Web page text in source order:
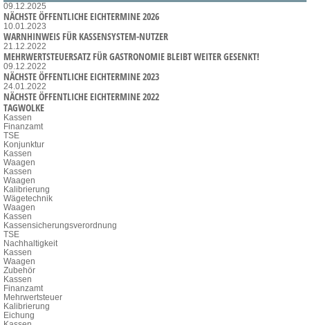
09.12.2025
NÄCHSTE ÖFFENTLICHE EICHTERMINE 2026
10.01.2023
WARNHINWEIS FÜR KASSENSYSTEM-NUTZER
21.12.2022
MEHRWERTSTEUERSATZ FÜR GASTRONOMIE BLEIBT WEITER GESENKT!
09.12.2022
NÄCHSTE ÖFFENTLICHE EICHTERMINE 2023
24.01.2022
NÄCHSTE ÖFFENTLICHE EICHTERMINE 2022
TAGWOLKE
Kassen
Finanzamt
TSE
Konjunktur
Kassen
Waagen
Kassen
Waagen
Kalibrierung
Wägetechnik
Waagen
Kassen
Kassensicherungsverordnung
TSE
Nachhaltigkeit
Kassen
Waagen
Zubehör
Kassen
Finanzamt
Mehrwertsteuer
Kalibrierung
Eichung